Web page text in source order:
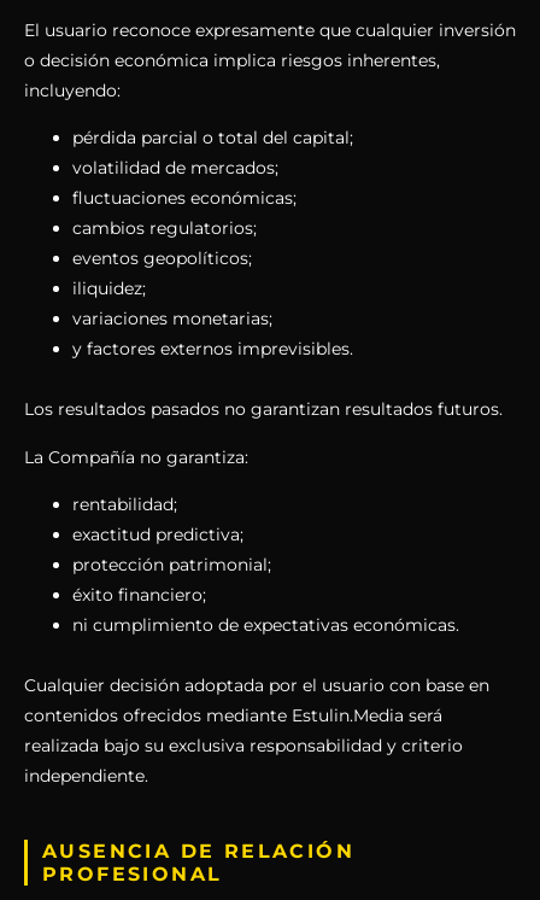
El usuario reconoce expresamente que cualquier inversión
o decisión económica implica riesgos inherentes,
incluyendo:
pérdida parcial o total del capital;
volatilidad de mercados;
fluctuaciones económicas;
cambios regulatorios;
eventos geopolíticos;
iliquidez;
variaciones monetarias;
y factores externos imprevisibles.
Los resultados pasados no garantizan resultados futuros.
La Compañía no garantiza:
rentabilidad;
exactitud predictiva;
protección patrimonial;
éxito financiero;
ni cumplimiento de expectativas económicas.
Cualquier decisión adoptada por el usuario con base en
contenidos ofrecidos mediante Estulin.Media será
realizada bajo su exclusiva responsabilidad y criterio
independiente.
AUSENCIA DE RELACIÓN
PROFESIONAL